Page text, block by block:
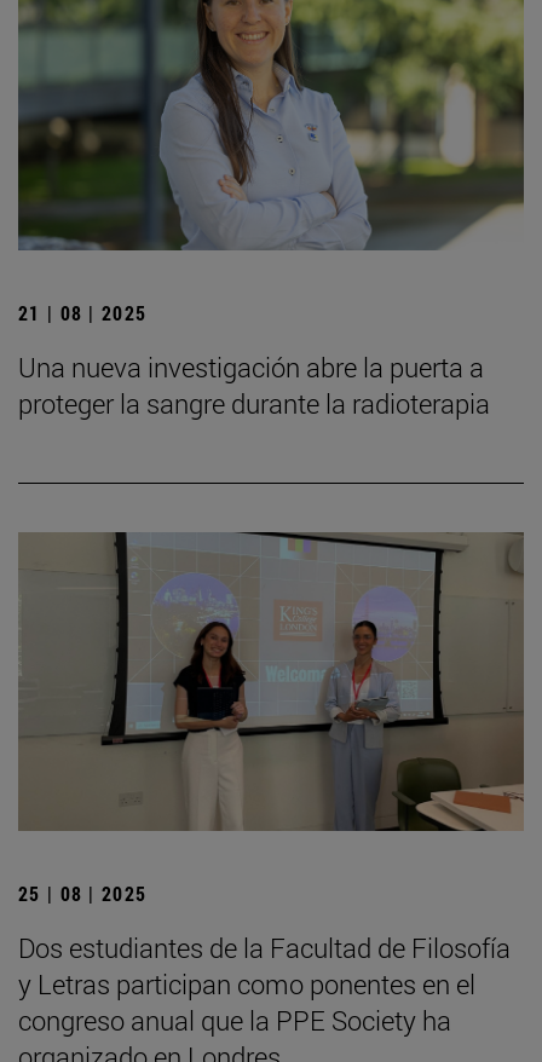
21 | 08 | 2025
Una nueva investigación abre la puerta a
proteger la sangre durante la radioterapia
25 | 08 | 2025
Dos estudiantes de la Facultad de Filosofía
y Letras participan como ponentes en el
congreso anual que la PPE Society ha